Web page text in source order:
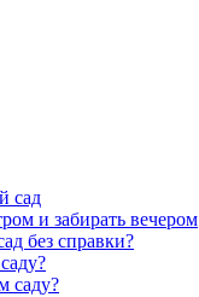
сад
и забирать вечером
без справки?
саду?